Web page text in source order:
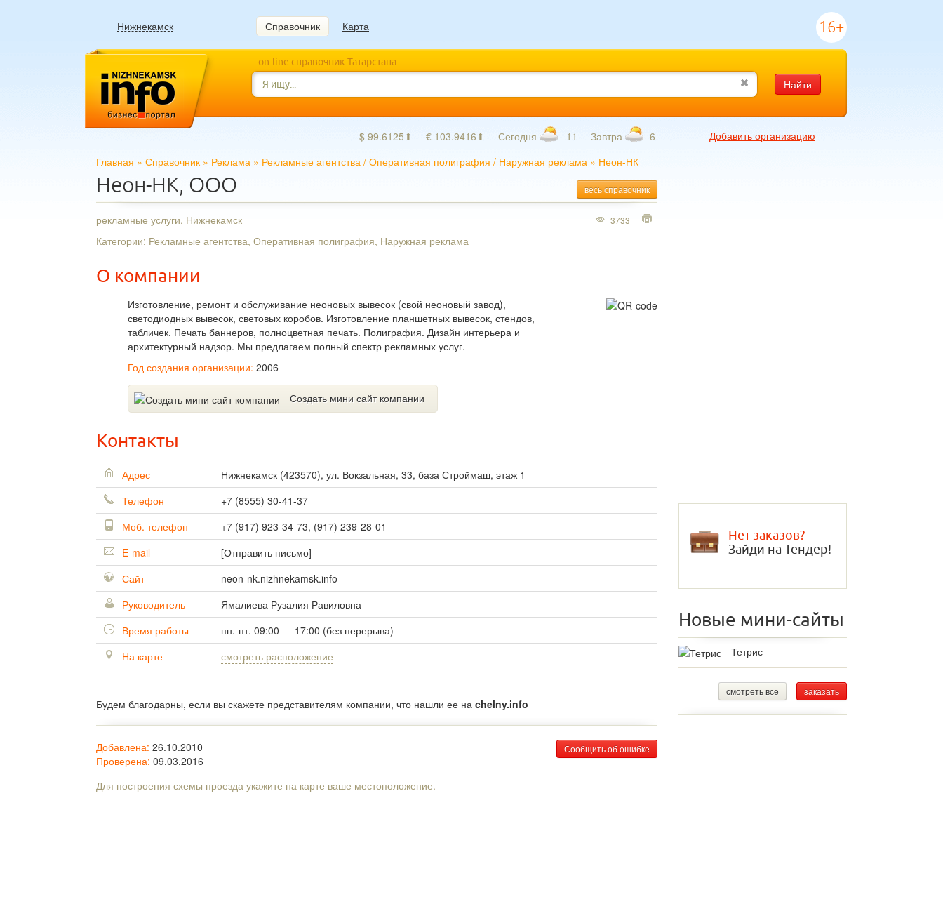
Нижнекамск Справочник Карта 16+
on-line справочник Татарстана
Найти
$ 99.6125⬆ € 103.9416⬆ Сегодня −11 Завтра -6
Добавить организацию
Главная » Справочник » Реклама » Рекламные агентства / Оперативная полиграфия / Наружная реклама » Неон-НК
весь справочник
Неон-НК, ООО
рекламные услуги, Нижнекамск
Категории: Рекламные агентства, Оперативная полиграфия, Наружная реклама
О компании
Изготовление, ремонт и обслуживание неоновых вывесок (свой неоновый завод),
светодиодных вывесок, световых коробов. Изготовление планшетных вывесок, стендов,
табличек. Печать баннеров, полноцветная печать. Полиграфия. Дизайн интерьера и
архитектурный надзор. Мы предлагаем полный спектр рекламных услуг.
Год создания организации: 2006
Создать мини сайт компании
3733
Контакты
Адрес Нижнекамск (423570), ул. Вокзальная, 33, база Строймаш, этаж 1
Телефон
+7 (8555) 30-41-37
Моб. телефон
+7 (917) 923-34-73, (917) 239-28-01
E-mail
[Отправить письмо]
Сайт
neon-nk.nizhnekamsk.info
Руководитель
Ямалиева Рузалия Равиловна
Время работы
пн.-пт. 09:00 — 17:00 (без перерыва)
На карте
смотреть расположение
Будем благодарны, если вы скажете представителям компании, что нашли ее на chelny.info
Сообщить об ошибке
Добавлена: 26.10.2010
Проверена: 09.03.2016
Для построения схемы проезда укажите на карте ваше местоположение.
Нет заказов?
Зайди на Тендер!
Новые мини-сайты
Тетрис
смотреть все заказать